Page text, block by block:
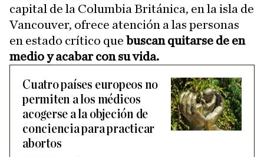
capital de la Columbia Británica, en la isla de
Vancouver, ofrece atención a las personas
en estado crítico que buscan quitarse de en
medio y acabar con su vida.
Cuatro países europeos no
permiten a los médicos
acogerse a la objeción de
conciencia para practicar
abortos